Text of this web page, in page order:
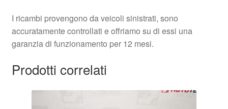
I ricambi provengono da veicoli sinistrati, sono
accuratamente controllati e offriamo su di essi una
garanzia di funzionamento per 12 mesi.
Prodotti correlati